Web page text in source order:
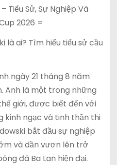
Tiểu Sử, Sự Nghiệp Và
2026 =
là ai? Tìm hiểu tiểu sử cầu
ngày 21 tháng 8 năm
Anh là một trong những
giới, được biết đến với
kinh ngạc và tinh thần thi
bắt đầu sự nghiệp
và dần vươn lên trở
đá Ba Lan hiện đại.